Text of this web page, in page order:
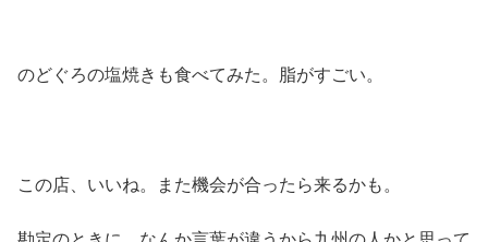
のどぐろの塩焼きも食べてみた。脂がすごい。
この店、いいね。また機会が合ったら来るかも。